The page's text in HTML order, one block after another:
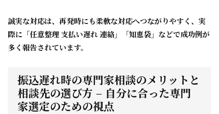
誠実な対応は、再発時にも柔軟な対応へつながりやすく、実
際に「任意整理 支払い遅れ 連絡」「知恵袋」などで成功例が
多く報告されています。
振込遅れ時の専門家相談のメリットと
相談先の選び方 – 自分に合った専門
家選定のための視点